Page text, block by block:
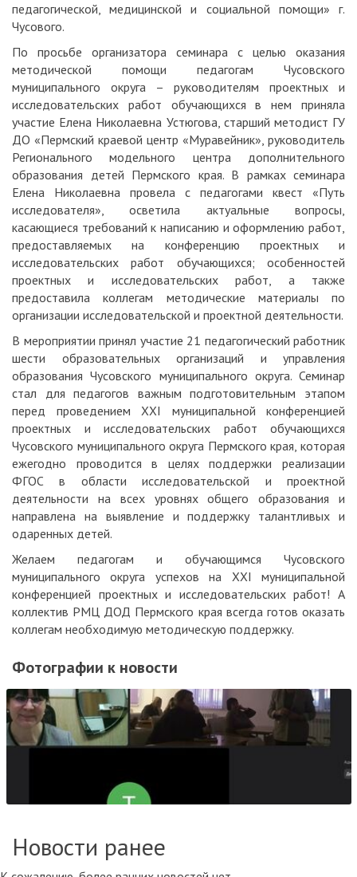
педагогической, медицинской и социальной помощи» г.
Чусового.
По просьбе организатора семинара с целью оказания
методической помощи педагогам Чусовского
муниципального округа – руководителям проектных и
исследовательских работ обучающихся в нем приняла
участие Елена Николаевна Устюгова, старший методист ГУ
ДО «Пермский краевой центр «Муравейник», руководитель
Регионального модельного центра дополнительного
образования детей Пермского края. В рамках семинара
Елена Николаевна провела с педагогами квест «Путь
исследователя», осветила актуальные вопросы,
касающиеся требований к написанию и оформлению работ,
предоставляемых на конференцию проектных и
исследовательских работ обучающихся; особенностей
проектных и исследовательских работ, а также
предоставила коллегам методические материалы по
организации исследовательской и проектной деятельности.
В мероприятии принял участие 21 педагогический работник
шести образовательных организаций и управления
образования Чусовского муниципального округа. Семинар
стал для педагогов важным подготовительным этапом
перед проведением XXI муниципальной конференцией
проектных и исследовательских работ обучающихся
Чусовского муниципального округа Пермского края, которая
ежегодно проводится в целях поддержки реализации
ФГОС в области исследовательской и проектной
деятельности на всех уровнях общего образования и
направлена на выявление и поддержку талантливых и
одаренных детей.
Желаем педагогам и обучающимся Чусовского
муниципального округа успехов на XXI муниципальной
конференцией проектных и исследовательских работ! А
коллектив РМЦ ДОД Пермского края всегда готов оказать
коллегам необходимую методическую поддержку.
Фотографии к новости
Новости ранее